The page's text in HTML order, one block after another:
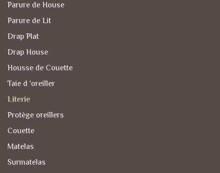
Parure de House
Parure de Lit
Drap Plat
Drap House
Housse de Couette
Taie d 'oreiller
Literie
Protège oreillers
Couette
Matelas
Surmatelas